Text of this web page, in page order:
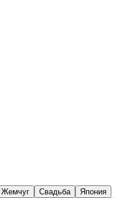
Жемчуг Свадьба
Япония